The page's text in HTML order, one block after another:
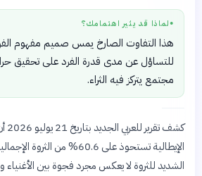
● لماذا قد يثير اهتمامك؟
هذا التفاوت الصارخ يمس صميم مفهوم
للتساؤل عن مدى قدرة الفرد على تحقيق
مجتمع يتركز فيه الثراء.
الإيطالية تستحوذ على 60.6% من
الشديد للثروة لا يعكس مجرد فجوة بين الأغنياء